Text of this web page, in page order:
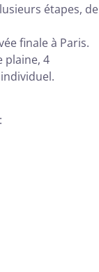
étapes, de
finale à Paris.
plaine, 4